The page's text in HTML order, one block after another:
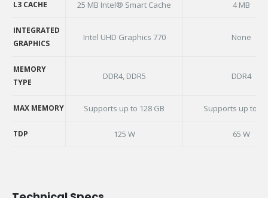
L3 CACHE 25 MB Intel® Smart Cache 4 MB
INTEGRATED
GRAPHICS
Intel UHD Graphics 770 None
MEMORY
TYPE
DDR4, DDR5 DDR4
MAX MEMORY Supports up to 128 GB Supports up to
TDP 125 W 65 W
L2 CACHE
L3 CACHE
GRAPHICS
TYPE
MAX MEMORY